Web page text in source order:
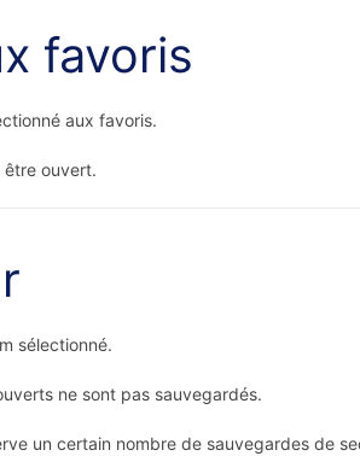
favoris
aux favoris.
être ouvert.
sélectionné.
ne sont pas sauvegardés.
un certain nombre de sauvegardes de